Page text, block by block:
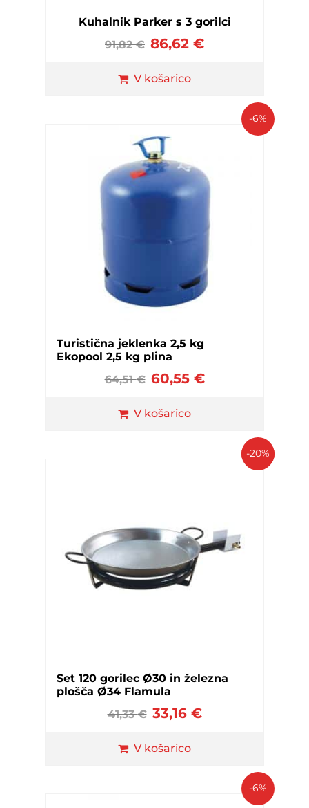
Kuhalnik Parker s 3 gorilci
91,82€ 86,62€
V košarico
-6%
Turistična jeklenka 2,5 kg
Ekopool 2,5 kg plina
64,51€ 60,55€
V košarico
-20%
Set 120 gorilec Ø30 in železna
plošča Ø34 Flamula
41,33€ 33,16€
V košarico
-6%